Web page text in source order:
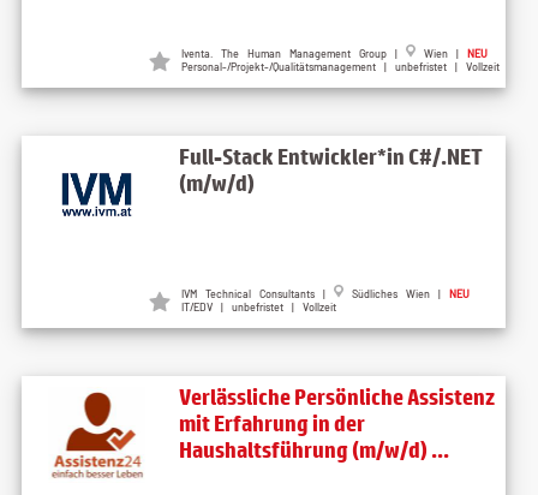
Iventa. The Human Management Group | Wien | NEU
Personal-/Projekt-/Qualitätsmanagement | unbefristet | Vollzeit
Full-Stack Entwickler*in C#/.NET
(m/w/d)
IVM Technical Consultants | Südliches Wien | NEU
IT/EDV | unbefristet | Vollzeit
Verlässliche Persönliche Assistenz
mit Erfahrung in der
Haushaltsführung (m/w/d) ...